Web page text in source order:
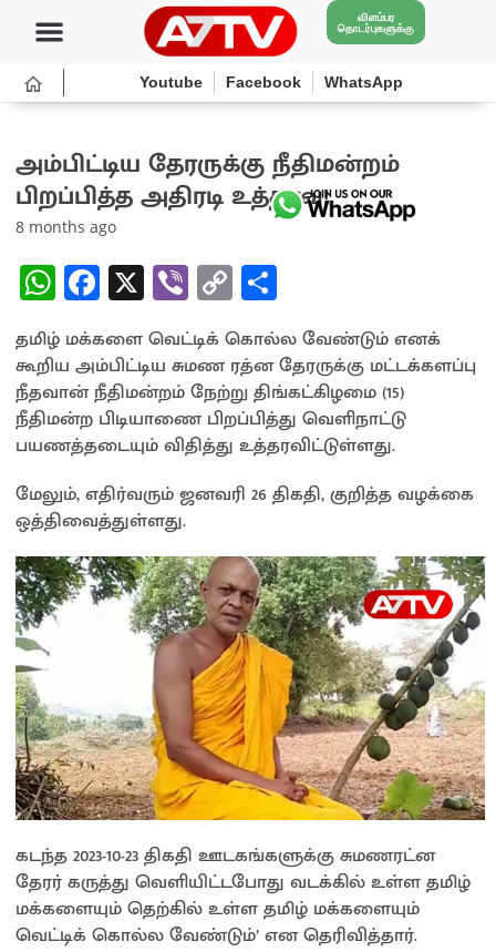
விளம்பர
தொடர்புகளுக்கு
Youtube Facebook WhatsApp
அம்பிட்டிய தேரருக்கு நீதிமன்றம்
பிறப்பித்த அதிரடி உத்தரவு!
8 months ago
W
h
at
sA
p
p
Fa
ce
b
o
o
k
X Vi
b
er
C
o
py
Li
n
k
ar
e
தமிழ் மக்களை வெட்டிக் கொல்ல வேண்டும் எனக்
கூறிய அம்பிட்டிய சுமண ரத்ன தேரருக்கு மட்டக்களப்பு
நீதவான் நீதிமன்றம் நேற்று திங்கட்கிழமை (15)
நீதிமன்ற பிடியாணை பிறப்பித்து வெளிநாட்டு
பயணத்தடையும் விதித்து உத்தரவிட்டுள்ளது.
மேலும், எதிர்வரும் ஜனவரி 26 திகதி, குறித்த வழக்கை
ஒத்திவைத்துள்ளது.
கடந்த 2023-10-23 திகதி ஊடகங்களுக்கு சுமணரட்ன
தேரர் கருத்து வெளியிட்டபோது வடக்கில் உள்ள தமிழ்
மக்களையும் தெற்கில் உள்ள தமிழ் மக்களையும்
வெட்டிக் கொல்ல வேண்டும்’ என தெரிவித்தார்.